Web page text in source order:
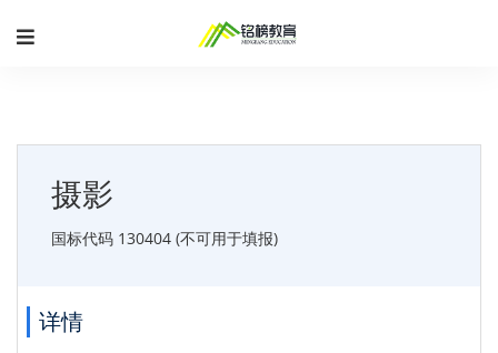
摄影
国标代码 130404 (不可用于填报)
详情